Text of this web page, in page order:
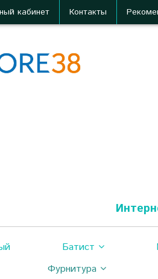
кабинет Контакты
Батист
Фурнитура